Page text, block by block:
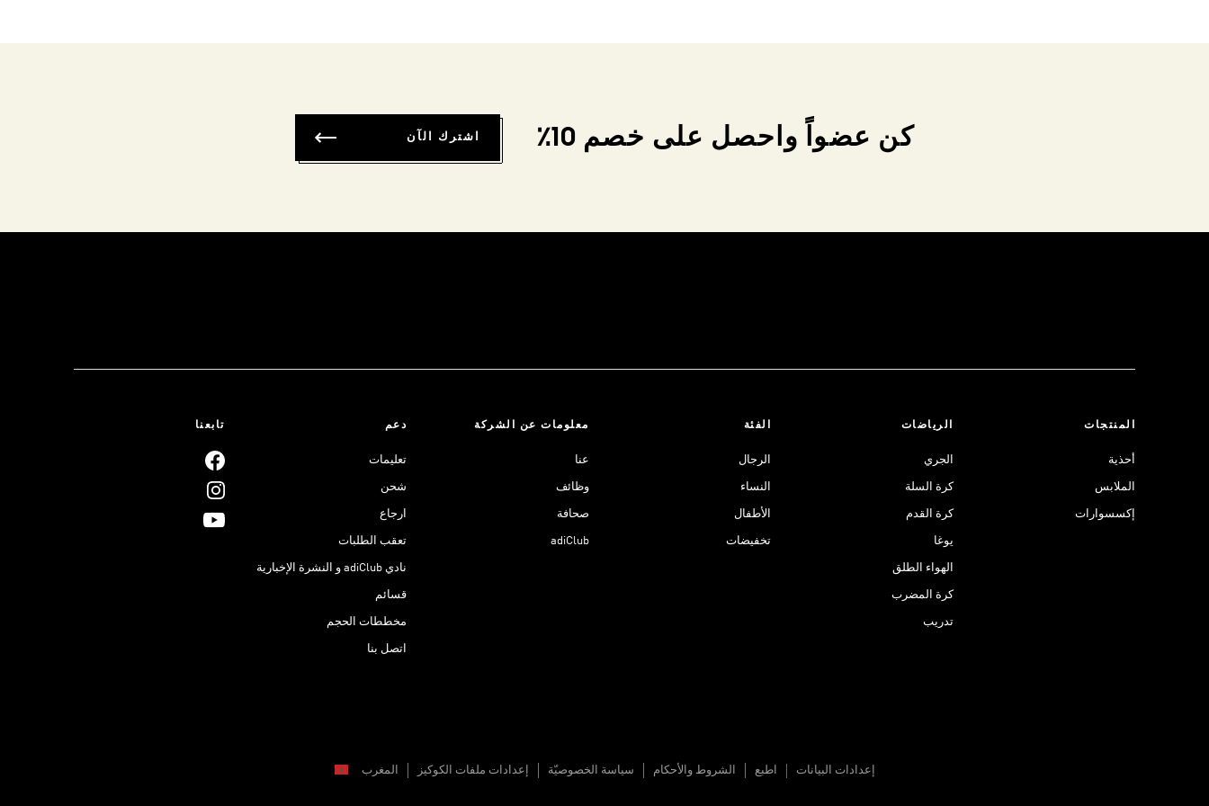
كن عضواً واحصل على خصم 10٪ اشترك الآن
المنتجات
أحذية
الملابس
إكسسوارات
الرياضات
الجري
كرة السلة
كرة القدم
يوغا
الهواء الطلق
كرة المضرب
تدريب
الفئة
الرجال
النساء
الأطفال
تخفيضات
معلومات عن الشركة
عنا
وظائف
صحافة
adiClub
دعم
تعليمات
شحن
ارجاع
تعقب الطلبات
نادي adiClub و النشرة الإخبارية
قسائم
مخططات الحجم
اتصل بنا
تابعنا
إعدادات البيانات المغرب إعدادات ملفات الكوكيز سياسة الخصوصيّة الشروط والأحكام اطبع